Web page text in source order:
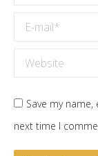
E-mail *
Website
Save my
next time I